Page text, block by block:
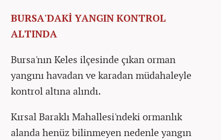
BURSA'DAKİ YANGIN KONTROL
ALTINDA
Bursa'nın Keles ilçesinde çıkan orman
yangını havadan ve karadan müdahaleyle
kontrol altına alındı.
Kırsal Baraklı Mahallesi'ndeki ormanlık
alanda henüz bilinmeyen nedenle yangın